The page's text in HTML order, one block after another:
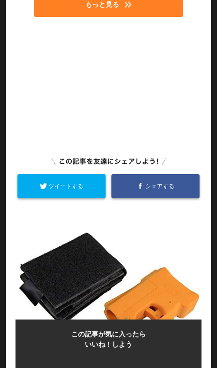
もっと見る
ツイートする シェアする
この記事が気に入ったら
いいね！しよう